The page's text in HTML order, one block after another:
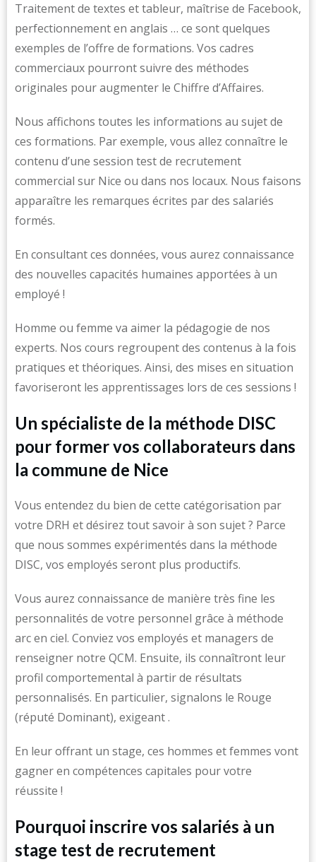
Traitement de textes et tableur, maîtrise de Facebook,
perfectionnement en anglais … ce sont quelques
exemples de l’offre de formations. Vos cadres
commerciaux pourront suivre des méthodes
originales pour augmenter le Chiffre d’Affaires.
Nous affichons toutes les informations au sujet de
ces formations. Par exemple, vous allez connaître le
contenu d’une session test de recrutement
commercial sur Nice ou dans nos locaux. Nous faisons
apparaître les remarques écrites par des salariés
formés.
En consultant ces données, vous aurez connaissance
des nouvelles capacités humaines apportées à un
employé !
Homme ou femme va aimer la pédagogie de nos
experts. Nos cours regroupent des contenus à la fois
pratiques et théoriques. Ainsi, des mises en situation
favoriseront les apprentissages lors de ces sessions !
Un spécialiste de la méthode DISC
pour former vos collaborateurs dans
la commune de Nice
Vous entendez du bien de cette catégorisation par
votre DRH et désirez tout savoir à son sujet ? Parce
que nous sommes expérimentés dans la méthode
DISC, vos employés seront plus productifs.
Vous aurez connaissance de manière très fine les
personnalités de votre personnel grâce à méthode
arc en ciel. Conviez vos employés et managers de
renseigner notre QCM. Ensuite, ils connaîtront leur
profil comportemental à partir de résultats
personnalisés. En particulier, signalons le Rouge
(réputé Dominant), exigeant .
En leur offrant un stage, ces hommes et femmes vont
gagner en compétences capitales pour votre
réussite !
Pourquoi inscrire vos salariés à un
stage test de recrutement